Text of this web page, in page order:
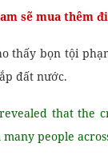
sẽ mua thêm
thấy bọn tội
đất nước.
that the
people